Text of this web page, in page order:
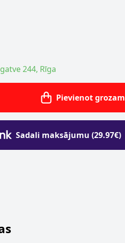
244, Rīga
Pievienot grozam
Sadali maksājumu (29.97€)